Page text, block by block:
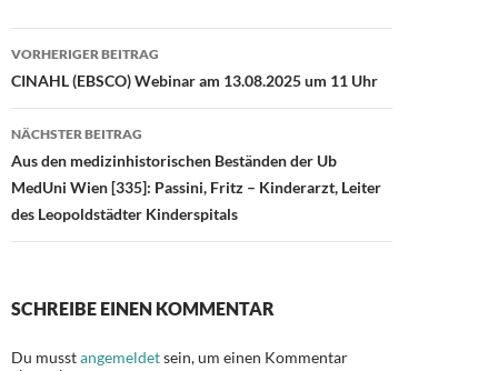
o
o
k
o
n
Beitragsnavigation
VORHERIGER BEITRAG
CINAHL (EBSCO) Webinar am 13.08.2025 um 11 Uhr
NÄCHSTER BEITRAG
Aus den medizinhistorischen Beständen der Ub
MedUni Wien [335]: Passini, Fritz – Kinderarzt, Leiter
des Leopoldstädter Kinderspitals
SCHREIBE EINEN KOMMENTAR
Du musstangemeldetsein, um einen Kommentar